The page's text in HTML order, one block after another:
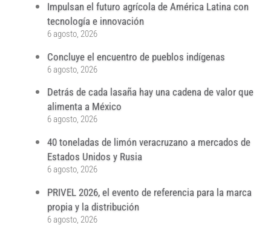
Impulsan el futuro agrícola de América Latina con
tecnología e innovación
6 agosto, 2026
Concluye el encuentro de pueblos indígenas
6 agosto, 2026
Detrás de cada lasaña hay una cadena de valor que
alimenta a México
6 agosto, 2026
40 toneladas de limón veracruzano a mercados de
Estados Unidos y Rusia
6 agosto, 2026
PRIVEL 2026, el evento de referencia para la marca
propia y la distribución
6 agosto, 2026